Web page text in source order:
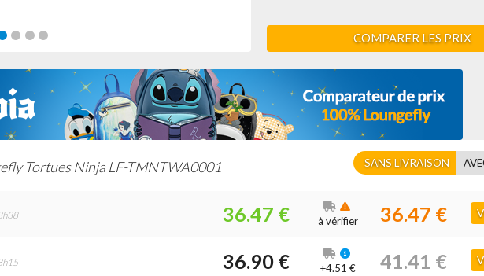
COMPARER LES PRIX
Tortues Ninja LF-TMNTWA0001 SANS LIVRAISON
36.47 € 36.47 €
à vérifier
36.90 € 41.41 €
+4.51 €